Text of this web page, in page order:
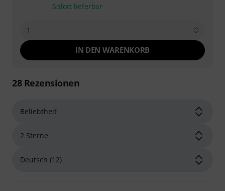
Sofort lieferbar
1
IN DEN WARENKORB
28Rezensionen